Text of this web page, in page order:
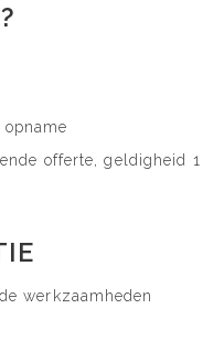
offerte, geldigheid 1
werkzaamheden